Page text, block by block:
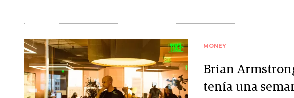
MONEY
Brian
tenía una